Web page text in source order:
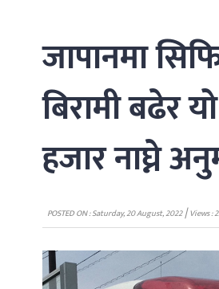
जापानमा
बिरामी बढेर
हजार नाघ्ने
POSTED ON : Saturday, 20 August, 2022|Views :